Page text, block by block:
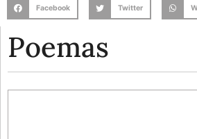
Facebook Twitter
Poemas